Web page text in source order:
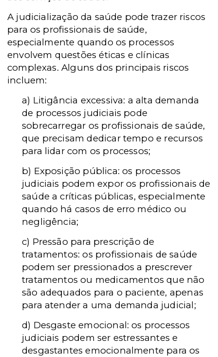
A judicialização da saúde pode trazer riscos
para os profissionais de saúde,
especialmente quando os processos
envolvem questões éticas e clínicas
complexas. Alguns dos principais riscos
incluem:
a) Litigância excessiva: a alta demanda
de processos judiciais pode
sobrecarregar os profissionais de saúde,
que precisam dedicar tempo e recursos
para lidar com os processos;
b) Exposição pública: os processos
judiciais podem expor os profissionais de
saúde a críticas públicas, especialmente
quando há casos de erro médico ou
negligência;
c) Pressão para prescrição de
tratamentos: os profissionais de saúde
podem ser pressionados a prescrever
tratamentos ou medicamentos que não
são adequados para o paciente, apenas
para atender a uma demanda judicial;
d) Desgaste emocional: os processos
judiciais podem ser estressantes e
desgastantes emocionalmente para os